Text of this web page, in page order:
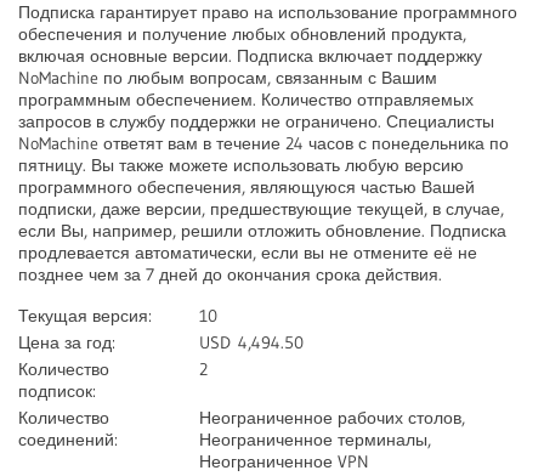
Подписка гарантирует право на использование программного
обеспечения и получение любых обновлений продукта,
включая основные версии. Подписка включает поддержку
NoMachine по любым вопросам, связанным с Вашим
программным обеспечением. Количество отправляемых
запросов в службу поддержки не ограничено. Специалисты
NoMachine ответят вам в течение 24 часов с понедельника по
пятницу. Вы также можете использовать любую версию
программного обеспечения, являющуюся частью Вашей
подписки, даже версии, предшествующие текущей, в случае,
если Вы, например, решили отложить обновление. Подписка
продлевается автоматически, если вы не отмените её не
позднее чем за 7 дней до окончания срока действия.
Текущая версия:
10
Цена за год:
USD4,494.50
Количество
подписок:
2
Количество
соединений:
Неограниченное рабочих столов,
Неограниченное терминалы,
Неограниченное VPN